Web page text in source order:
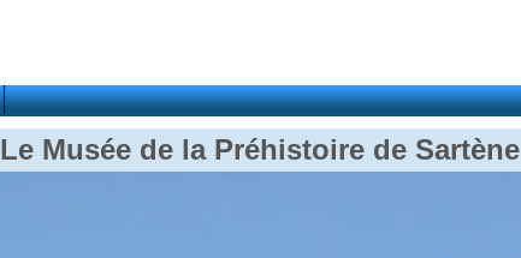
Le Musée de la Préhistoire de Sartène